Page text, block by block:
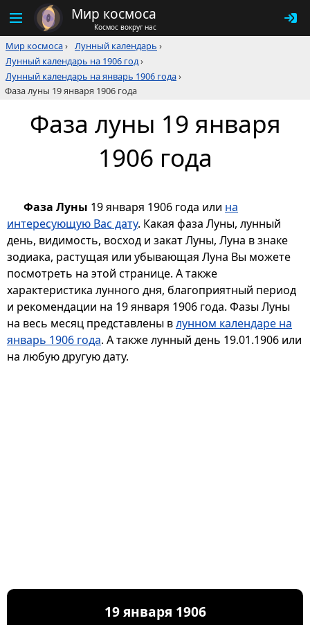
Мир космоса
Космос вокруг нас
Мир космоса› Лунный календарь ›
Лунный календарь на 1906 год›
Лунный календарь на январь 1906 года›
Фаза луны 19 января 1906 года
Фаза луны 19 января
1906 года
Фаза Луны 19 января 1906 года или на
интересующую Вас дату. Какая фаза Луны, лунный
день, видимость, восход и закат Луны, Луна в знаке
зодиака, растущая или убывающая Луна Вы можете
посмотреть на этой странице. А также
характеристика лунного дня, благоприятный период
и рекомендации на 19 января 1906 года. Фазы Луны
на весь месяц представлены влунном календаре на
январь 1906 года. А также лунный день 19.01.1906 или
на любую другую дату.
19 января 1906